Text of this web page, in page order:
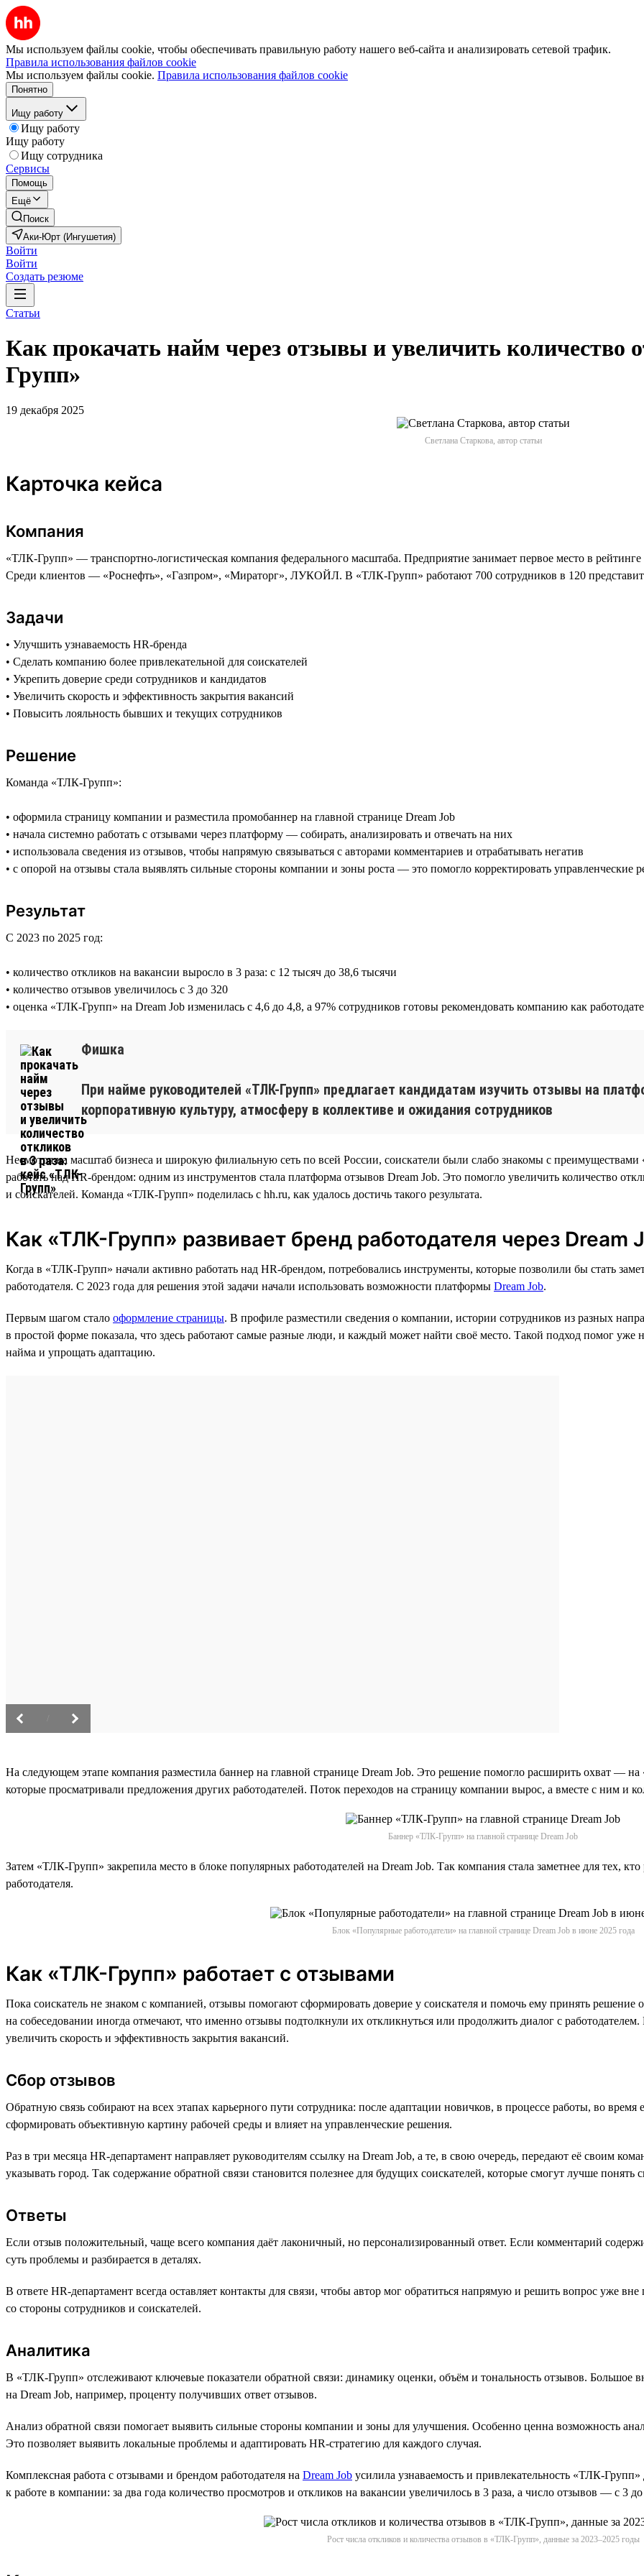
Мы используем файлы cookie, чтобы обеспечивать правильную работу нашего веб-сайта и анализировать сетевой трафик.
Правила использования файлов cookie
Мы используем файлы cookie. Правила использования файлов cookie
Понятно
Ищу работу
Ищу работу
Ищу работу
Ищу сотрудника
Сервисы
Помощь
Ещё
Поиск
Аки-Юрт (Ингушетия)
Войти
Войти
Создать резюме
Статьи
Как прокачать найм через отзывы и увеличить количество
Групп»
19 декабря 2025
Светлана Старкова, автор статьи
Карточка кейса
Компания
«ТЛК-Групп» — транспортно-логистическая компания федерального масштаба. Предприятие занимает первое место в
Среди клиентов — «Роснефть», «Газпром», «Мираторг», ЛУКОЙЛ. В «ТЛК-Групп» работают 700 сотрудников в 120
Задачи
• Улучшить узнаваемость HR-бренда
• Сделать компанию более привлекательной для соискателей
• Укрепить доверие среди сотрудников и кандидатов
• Увеличить скорость и эффективность закрытия вакансий
• Повысить лояльность бывших и текущих сотрудников
Решение
Команда «ТЛК-Групп»:
• оформила страницу компании и разместила промобаннер на главной странице Dream Job
• начала системно работать с отзывами через платформу — собирать, анализировать и отвечать на них
• использовала сведения из отзывов, чтобы напрямую связываться с авторами комментариев и отрабатывать негатив
• с опорой на отзывы стала выявлять сильные стороны компании и зоны роста — это помогло корректировать управленческие
Результат
С 2023 по 2025 год:
• количество откликов на вакансии выросло в 3 раза: с 12 тысяч до 38,6 тысячи
• количество отзывов увеличилось с 3 до 320
• оценка «ТЛК-Групп» на Dream Job изменилась с 4,6 до 4,8, а 97% сотрудников готовы рекомендовать компанию как
Фишка
При найме руководителей «ТЛК-Групп» предлагает кандидатам изучить отзывы на
корпоративную культуру, атмосферу в коллективе и ожидания сотрудников
Несмотря на масштаб бизнеса и широкую филиальную сеть по всей России, соискатели были слабо знакомы с
работать над HR-брендом: одним из инструментов стала платформа отзывов Dream Job. Это помогло увеличить количество
и соискателей. Команда «ТЛК-Групп» поделилась с hh.ru, как удалось достичь такого результата.
Как «ТЛК-Групп» развивает бренд работодателя через Dream
Когда в «ТЛК-Групп» начали активно работать над HR-брендом, потребовались инструменты, которые позволили бы стать
работодателя. С 2023 года для решения этой задачи начали использовать возможности платформы Dream Job.
Первым шагом стало оформление страницы. В профиле разместили сведения о компании, истории сотрудников из разных
в простой форме показала, что здесь работают самые разные люди, и каждый может найти своё место. Такой подход помог уже
найма и упрощать адаптацию.
На следующем этапе компания разместила баннер на главной странице Dream Job. Это решение помогло расширить охват —
которые просматривали предложения других работодателей. Поток переходов на страницу компании вырос, а вместе с ним и
Баннер «ТЛК-Групп» на главной странице Dream Job
Затем «ТЛК-Групп» закрепила место в блоке популярных работодателей на Dream Job. Так компания стала заметнее для тех,
работодателя.
Блок «Популярные работодатели» на главной странице Dream Job в июне 2025 года
Как «ТЛК-Групп» работает с отзывами
Пока соискатель не знаком с компанией, отзывы помогают сформировать доверие у соискателя и помочь ему принять
на собеседовании иногда отмечают, что именно отзывы подтолкнули их откликнуться или продолжить диалог с
увеличить скорость и эффективность закрытия вакансий.
Сбор отзывов
Обратную связь собирают на всех этапах карьерного пути сотрудника: после адаптации новичков, в процессе работы, во
сформировать объективную картину рабочей среды и влияет на управленческие решения.
Раз в три месяца HR-департамент направляет руководителям ссылку на Dream Job, а те, в свою очередь, передают её своим
указывать город. Так содержание обратной связи становится полезнее для будущих соискателей, которые смогут лучше понять
Ответы
Если отзыв положительный, чаще всего компания даёт лаконичный, но персонализированный ответ. Если комментарий
суть проблемы и разбирается в деталях.
В ответе HR-департамент всегда оставляет контакты для связи, чтобы автор мог обратиться напрямую и решить вопрос уже
со стороны сотрудников и соискателей.
Аналитика
В «ТЛК-Групп» отслеживают ключевые показатели обратной связи: динамику оценки, объём и тональность отзывов. Большое
на Dream Job, например, проценту получивших ответ отзывов.
Анализ обратной связи помогает выявить сильные стороны компании и зоны для улучшения. Особенно ценна возможность
Это позволяет выявить локальные проблемы и адаптировать HR-стратегию для каждого случая.
Комплексная работа с отзывами и брендом работодателя на Dream Job усилила узнаваемость и привлекательность «ТЛК-
к работе в компании: за два года количество просмотров и откликов на вакансии увеличилось в 3 раза, а число отзывов — с 3
Рост числа откликов и количества отзывов в «ТЛК-Групп», данные за 2023–2025 годы